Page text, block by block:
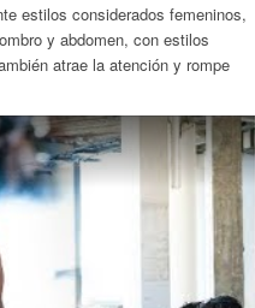
estilos considerados femeninos,
y abdomen, con estilos
atrae la atención y rompe